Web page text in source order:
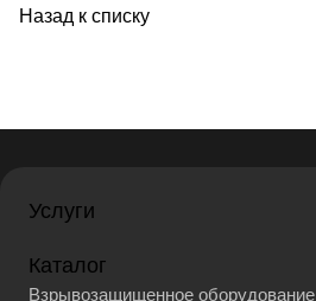
Назад к списку
Услуги
Каталог
Взрывозащищенное оборудование